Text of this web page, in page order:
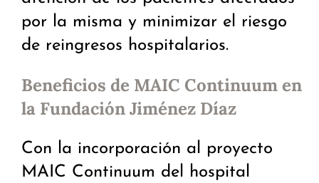
por la misma y minimizar el riesgo
de reingresos hospitalarios.
Beneficios de MAIC Continuum en
la Fundación Jiménez Díaz
Con la incorporación al proyecto
MAIC Continuum del hospital